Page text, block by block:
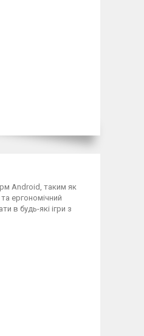
Android, таким як
ергономічний
в будь-які ігри з